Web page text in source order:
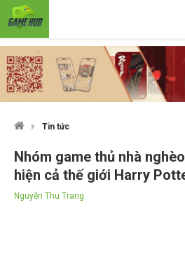
Tin tức
Nhóm game thủ nhà
hiện cả thế giới Harry
Nguyễn Thu Trang